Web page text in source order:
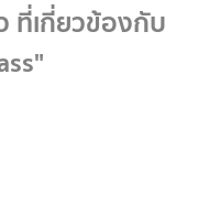
ที่เกี่ยวข้องกับ